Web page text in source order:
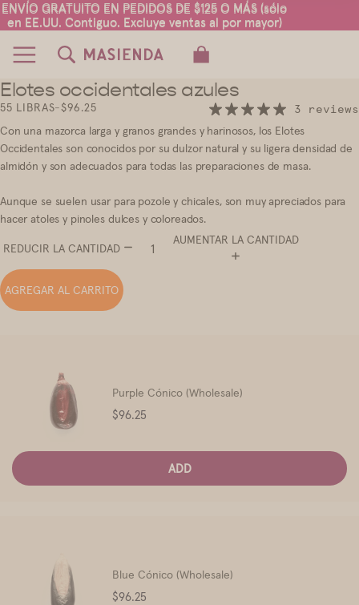
ENVÍO GRATUITO EN PEDIDOS DE $125 O MÁS (sólo
en EE.UU. Contiguo. Excluye ventas al por mayor)
ENVÍO GRATUITO EN PEDIDOS DE $125 O MÁS (sólo
en EE.UU. Contiguo. Excluye ventas al por mayor)
2
Elotes occidentales azules
55 LIBRAS-$96.25
3 reviews
Con una mazorca larga y granos grandes y harinosos, los Elotes
Occidentales son conocidos por su dulzor natural y su ligera densidad de
almidón y son adecuados para todas las preparaciones de masa.
Aunque se suelen usar para pozole y chicales, son muy apreciados para
hacer atoles y pinoles dulces y coloreados.
REDUCIR LA CANTIDAD
AUMENTAR LA CANTIDAD
AGREGAR AL CARRITO
Purple Cónico (Wholesale)
Price
$96.25
ADD
Blue Cónico (Wholesale)
Price
$96.25